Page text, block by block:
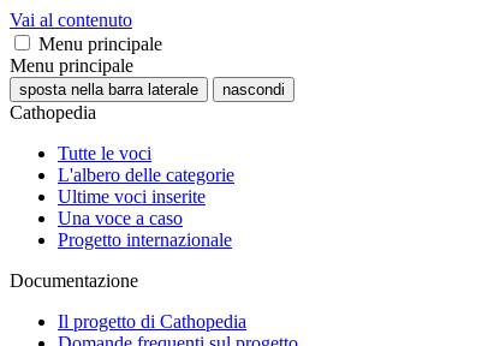
Vai al contenuto
Menu principale
Menu principale
sposta nella barra laterale nascondi
Cathopedia
Tutte le voci
L'albero delle categorie
Ultime voci inserite
Una voce a caso
Progetto internazionale
Documentazione
Il progetto di Cathopedia